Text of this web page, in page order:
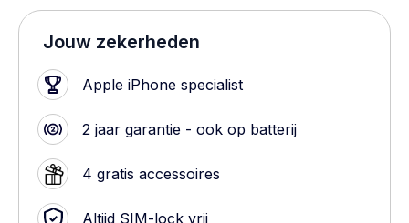
Jouw zekerheden
Apple iPhone specialist
2 jaar garantie - ook op batterij
4 gratis accessoires
Altijd SIM-lock vrij